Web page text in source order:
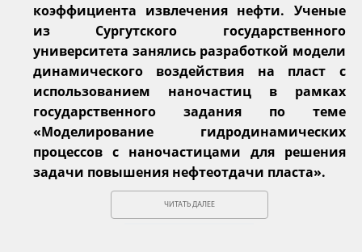
коэффициента извлечения нефти. Ученые
из Сургутского государственного
университета занялись разработкой модели
динамического воздействия на пласт с
использованием наночастиц в рамках
государственного задания по теме
«Моделирование гидродинамических
процессов с наночастицами для решения
задачи повышения нефтеотдачи пласта».
ЧИТАТЬ ДАЛЕЕ